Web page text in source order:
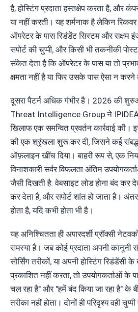
है, होस्टिंग प्रदाता हस्तक्षेप करता है, और
या नहीं करती। यह शर्मनाक है लेकिन
ऑपरेटर के पास रिडंडेंट सिस्टम और सक्षम
सपोर्ट की चुप्पी, और किसी भी तकनीकी
संकेत देता है कि ऑपरेटर के पास या तो
क्षमता नहीं है या फिर उसके पास ऐसा न
दूसरा पैटर्न अधिक गंभीर है। 2026 की
Threat Intelligence Group ने IPIDEA
खिलाफ एक समन्वित प्रवर्तन कार्रवाई की।
की एक श्रृंखला शुरू कर दी, जिसने कई संबद्ध
ऑफ़लाइन खींच दिया। बाहरी रूप से, एक
विनाशकारी सर्वर विफलता अंतिम
जैसी दिखती है: वेबसाइट लोड होना बंद कर
कर देता है, और सपोर्ट शांत हो जाता है।
होता है, यदि कभी होता भी है।
यह अनिश्चितता ही अपारदर्शी प्रॉक्सी
समस्या है। जब कोई प्रदाता अपनी कानूनी
सोर्सिंग तरीकों, या अपनी होस्टिंग रिडंडेंसी के
प्रकाशित नहीं करता, तो उपयोगकर्ताओं के
चल रहा है" और "हमें बंद किया जा रहा है" के
तरीका नहीं होता। दोनों ही परिदृश्य वही